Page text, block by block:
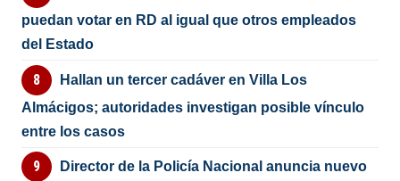
puedan votar en RD al igual que otros empleados
del Estado
Hallan un tercer cadáver en Villa Los
Almácigos; autoridades investigan posible vínculo
entre los casos
Director de la Policía Nacional anuncia nuevo